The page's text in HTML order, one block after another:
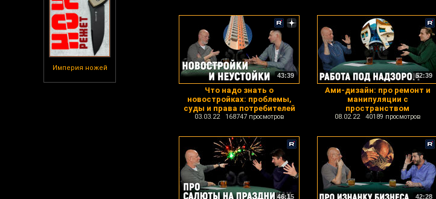
Империя ножей
43:39
Что надо знать о
новостройках: проблемы,
суды и права потребителей
03.03.22 168747 просмотров
52:39
Ами-дизайн: про ремонт и
манипуляции с
пространством
08.02.22 40189 просмотров
46:15 42:28